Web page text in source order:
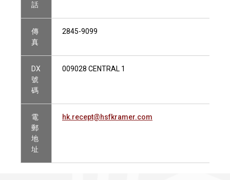
話
傳
真
2845-9099
DX
號
碼
009028 CENTRAL 1
電
郵
地
址
hk.recept@hsfkramer.com